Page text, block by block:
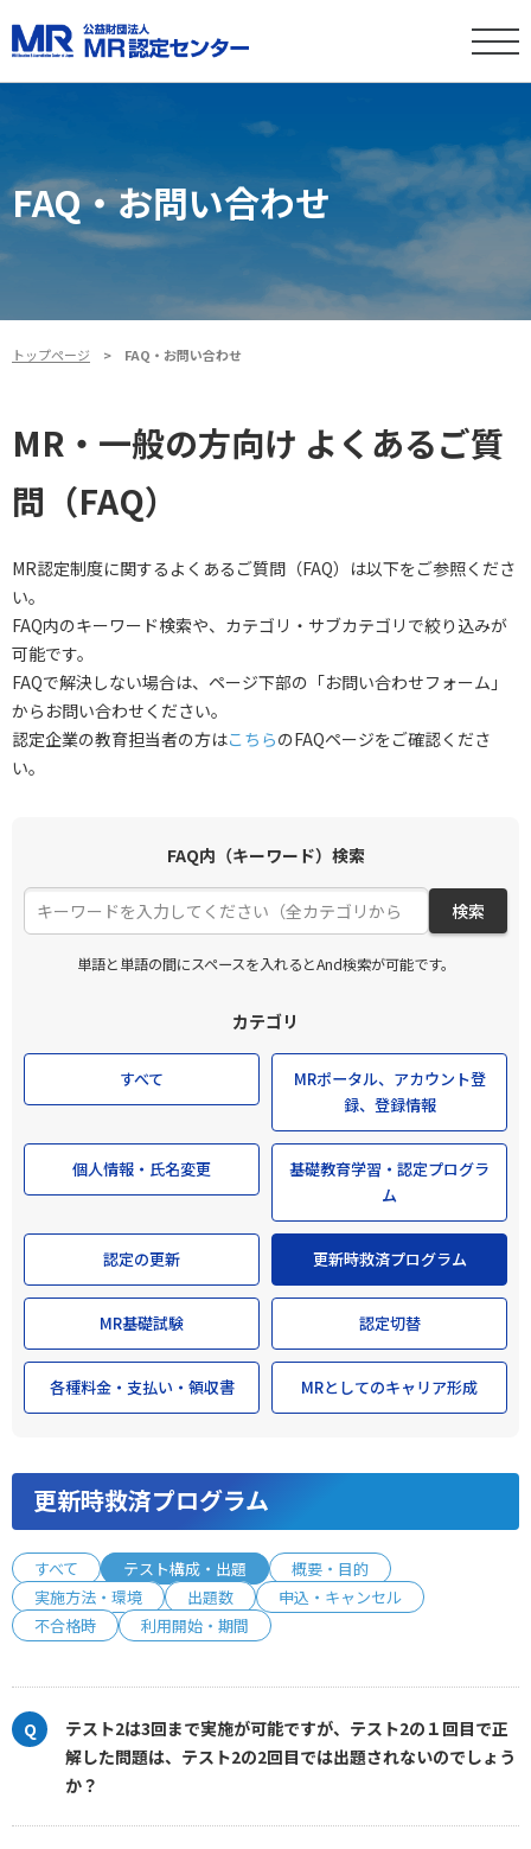
FAQ・お問い合わせ
トップページ FAQ・お問い合わせ
MR・一般の方向け よくあるご質
問（FAQ）
MR認定制度に関するよくあるご質問（FAQ）は以下をご参照くださ
い。
FAQ内のキーワード検索や、カテゴリ・サブカテゴリで絞り込みが
可能です。
FAQで解決しない場合は、ページ下部の「お問い合わせフォーム」
からお問い合わせください。
認定企業の教育担当者の方はこちらのFAQページをご確認くださ
い。
FAQ内（キーワード）検索
検索
単語と単語の間にスペースを入れるとAnd検索が可能です。
カテゴリ
すべて
MRポータル、アカウント登
録、登録情報
個人情報・氏名変更
基礎教育学習・認定プログラ
ム
認定の更新 更新時救済プログラム
MR基礎試験 認定切替
各種料金・支払い・領収書 MRとしてのキャリア形成
更新時救済プログラム
すべて テスト構成・出題
概要・目的
実施方法・環境
出題数
申込・キャンセル
不合格時
利用開始・期間
テスト2は3回まで実施が可能ですが、テスト2の１回目で正
解した問題は、テスト2の2回目では出題されないのでしょう
か？